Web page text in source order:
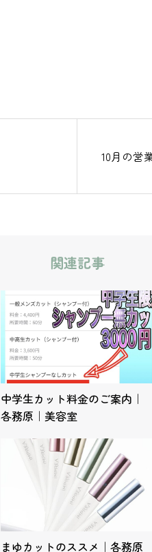
10月の営
関連記事
中学生カット料金のご案内｜
各務原｜美容室
まゆカットのススメ｜各務原